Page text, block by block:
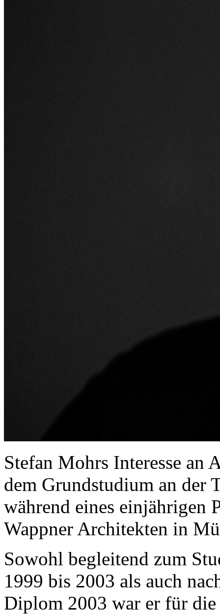
Stefan Mohrs Interesse an
dem Grundstudium an der
während eines einjährigen
Wappner Architekten in
Sowohl begleitend zum
1999 bis 2003 als auch
Diplom 2003 war er für